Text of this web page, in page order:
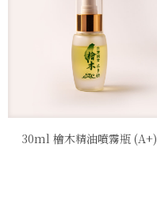
30ml 檜木精油噴霧瓶 (A+)